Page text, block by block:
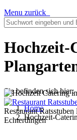
Menu zurück
Hochzeit-
Sie befinden sich hier:
Home
Hochzeit-
Restaurant
Echterdingen